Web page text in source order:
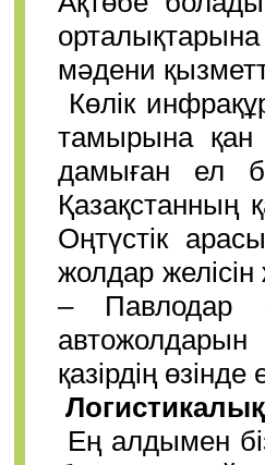
мәдени
Көлік
тамырына қан
дамыған ел
Қазақстанның
Оңтүстік
жолдар
– Павлодар
қазірдің
Ең алдымен